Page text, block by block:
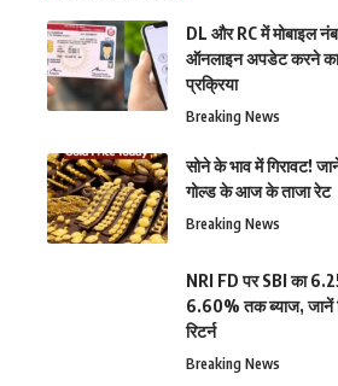
DL और RC में मोबाइल
ऑनलाइन अपडेट करने का
प्रक्रिया
Breaking News
सोने के भाव में गिरावट!
गोल्ड के आज के ताजा रेट
Breaking News
NRI FD पर SBI का
6.60% तक ब्याज, जानें
रिटर्न
Breaking News